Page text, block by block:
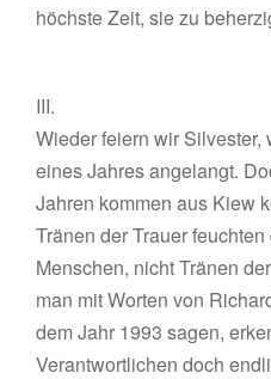
höchste Zeit, sie zu
III.
Wieder feiern wir
eines Jahres angelangt.
Jahren kommen aus Kiew
Tränen der Trauer
Menschen, nicht Tränen
man mit Worten von
dem Jahr 1993 sagen,
Verantwortlichen doch